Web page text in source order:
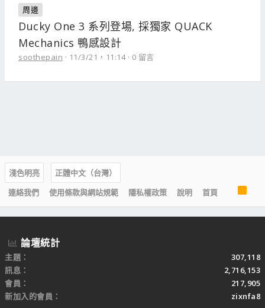
周邊
Ducky One 3 系列登場, 採獨家 QUACK
Mechanics 鴨感設計
soothepain 11/3/21，11:14 0 留言
淺色明亮
正體中文（台灣）
連絡我們
使用條款與網站規範 隱私權政策 說明 首頁
R
S
S
論壇統計
主題
307,118
訊息
2,716,153
會員
217,905
新加入的會員
zixnfa8